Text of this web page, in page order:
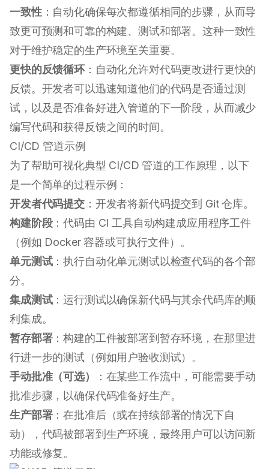
一致性：自动化确保每次都遵循相同的步骤，从而导
致更可预测和可靠的构建、测试和部署。这种一致性
对于维护稳定的生产环境至关重要。
更快的反馈循环：自动化允许对代码更改进行更快的
反馈。开发者可以迅速知道他们的代码是否通过测
试，以及是否准备好进入管道的下一阶段，从而减少
编写代码和获得反馈之间的时间。
CI/CD 管道示例
为了帮助可视化典型 CI/CD 管道的工作原理，以下
是一个简单的过程示例：
开发者代码提交：开发者将新代码提交到 Git 仓库。
构建阶段：代码由 CI 工具自动构建成应用程序工件
（例如 Docker 容器或可执行文件）。
单元测试：执行自动化单元测试以检查代码的各个部
分。
集成测试：运行测试以确保新代码与其余代码库的顺
利集成。
暂存部署：构建的工件被部署到暂存环境，在那里进
行进一步的测试（例如用户验收测试）。
手动批准（可选）
：在某些工作流中，可能需要手动
批准步骤，以确保代码准备好生产。
生产部署：在批准后（或在持续部署的情况下自
动），代码被部署到生产环境，最终用户可以访问新
功能或修复。